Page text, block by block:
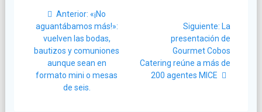
entradas
Anterior: Post
anterior:
«¡No
aguantábamos más!»:
vuelven las bodas,
bautizos y comuniones
aunque sean en
formato mini o mesas
de seis.
Siguiente: Siguiente
post:
La
presentación de
Gourmet Cobos
Catering reúne a más de
200 agentes MICE